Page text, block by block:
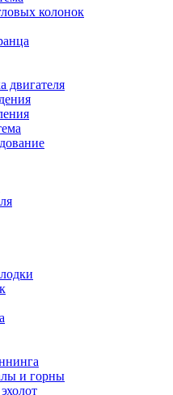
колонок
двигателя
и горны